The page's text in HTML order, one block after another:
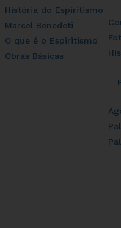
História do Espiritismo
Marcel Benedeti
O que é o Espiritismo
Obras Básicas